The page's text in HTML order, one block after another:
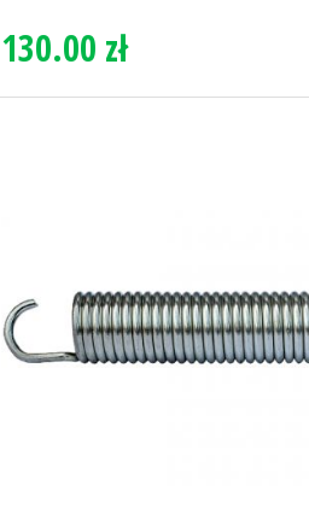
130.00 zł